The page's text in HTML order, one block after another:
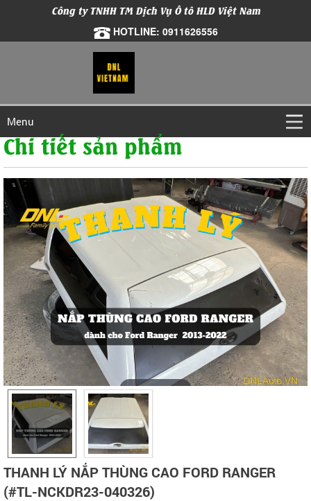
Công ty TNHH TM Dịch Vụ Ô tô HLD Việt Nam
HOTLINE: 0911626556
Menu
Chi tiết sản phẩm
Tap to expand
THANH LÝ NẮP THÙNG CAO FORD RANGER
(#TL-NCKDR23-040326)